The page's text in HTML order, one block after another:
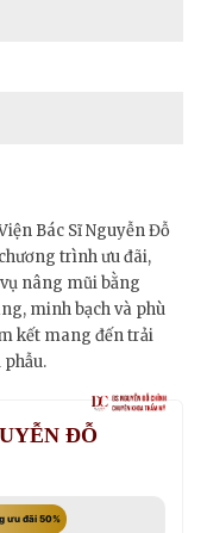
Bác Sĩ Nguyễn Đỗ
trình ưu đãi,
nâng mũi bằng
minh bạch và phù
kết mang đến trải
phẫu.
ĐỖ
ưu đãi 50%